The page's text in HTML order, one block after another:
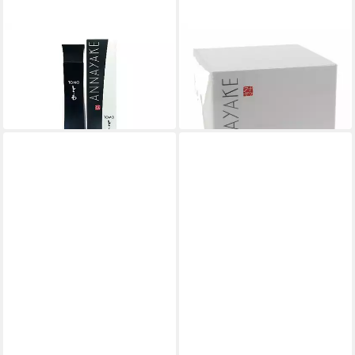
Eau de Toilette Annayake
Tomo Eau de Toilette 100 ml
ab 54,08 €
(540,80 €/ 1 l)
in 2-3 Werktagen bei dir
Nachtcreme Annayaké
Extreme Night Care
220,86 €
(4.417,20 €/ 1 l)
lieferbar in 2 Wochen